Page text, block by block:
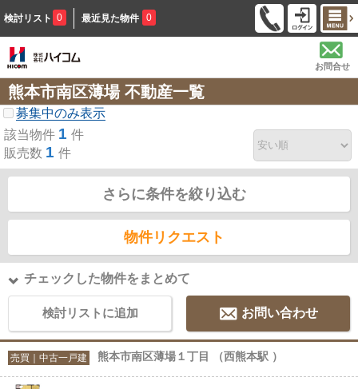
検討リスト 0 最近見た物件 0
お問合せ
熊本市南区薄場 不動産一覧
募集中のみ表示
該当物件 1 件
販売数 1 件
さらに条件を絞り込む
物件リクエスト
チェックした物件をまとめて
検討リストに追加 お問い合わせ
売買｜中古一戸建 熊本市南区薄場１丁目 （西熊本駅 ）